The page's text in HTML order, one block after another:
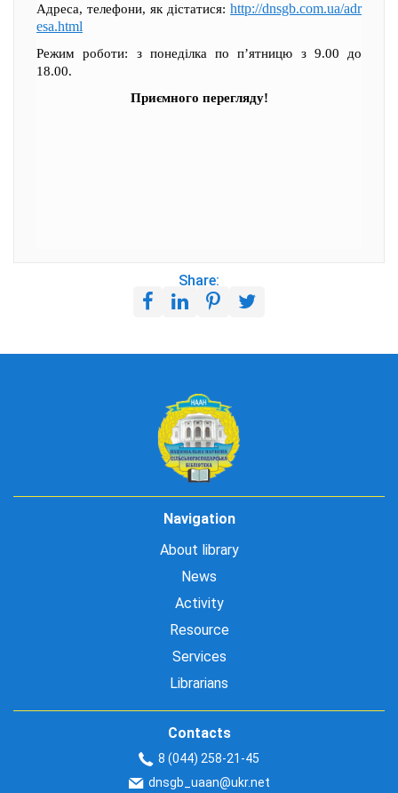
Адреса, телефони, як дістатися: http://dnsgb.com.ua/adr
esa.html
Режим роботи: з понеділка по п’ятницю з 9.00 до
18.00.
Приємного перегляду!
Share:
Navigation
About library
News
Activity
Resource
Services
Librarians
Contacts
8 (044) 258-21-45
dnsgb_uaan@ukr.net